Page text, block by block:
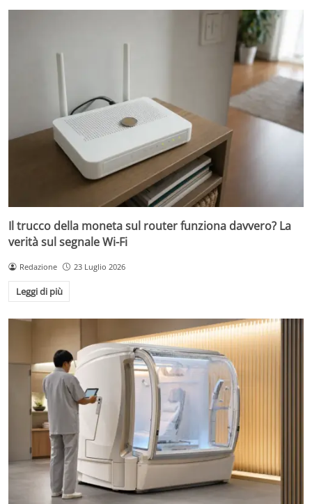
Il trucco della moneta sul router funziona davvero? La
verità sul segnale Wi-Fi
Redazione 23 Luglio 2026
Leggi di più